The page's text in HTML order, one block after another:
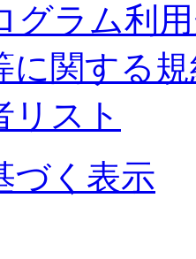
グラム利
に関する
リスト
づく表示